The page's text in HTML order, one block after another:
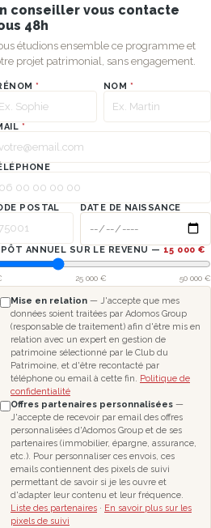
conseiller vous contacte
48h
étudions ensemble ce programme et
projet patrimonial, sans engagement.
* NOM *
*
POSTAL DATE DE NAISSANCE
ANNUEL SUR LE REVENU — 15 000 €
25 000 € 50 000 €
Mise en relation — J'accepte que mes
données soient traitées par Adomos Group
(responsable de traitement) afin d'être mis en
relation avec un expert en gestion de
patrimoine sélectionné par le Club du
Patrimoine, et d'être recontacté par
téléphone ou email à cette fin. Politique de
confidentialité
Offres partenaires personnalisées —
J'accepte de recevoir par email des offres
personnalisées d'Adomos Group et de ses
partenaires (immobilier, épargne, assurance,
etc.). Pour personnaliser ces envois, ces
emails contiennent des pixels de suivi
permettant de savoir si je les ouvre et
d'adapter leur contenu et leur fréquence.
Liste des partenaires · En savoir plus sur les
pixels de suivi